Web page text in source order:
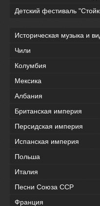
Детский фестиваль
Историческая музыка и
Чили
Колумбия
Мексика
Албания
Британская империя
Персидская империя
Испанская империя
Польша
Италия
Песни Союза ССР
Франция